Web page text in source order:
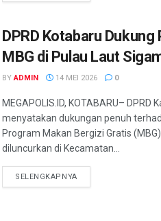
DPRD Kotabaru
MBG di Pulau Laut
BY ADMIN 14 MEI 2026 0
MEGAPOLIS.ID, KOTABARU– DPRD
menyatakan dukungan penuh
Program Makan Bergizi Gratis
diluncurkan di Kecamatan...
SELENGKAPNYA